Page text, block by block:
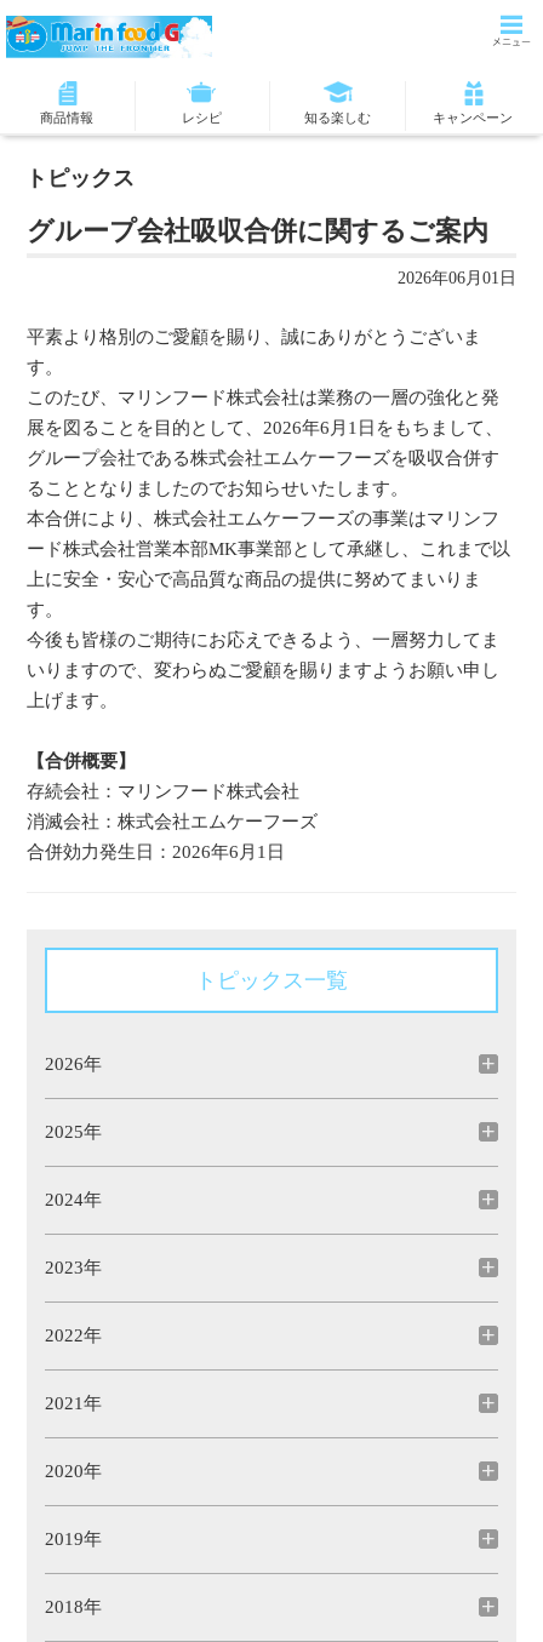
商品情報 レシピ 知る楽しむ キャンペーン
トピックス
グループ会社吸収合併に関するご案内
2026年06月01日
平素より格別のご愛顧を賜り、誠にありがとうございま
す。
このたび、マリンフード株式会社は業務の一層の強化と発
展を図ることを目的として、2026年6月1日をもちまして、
グループ会社である株式会社エムケーフーズを吸収合併す
ることとなりましたのでお知らせいたします。
本合併により、株式会社エムケーフーズの事業はマリンフ
ード株式会社営業本部MK事業部として承継し、これまで以
上に安全・安心で高品質な商品の提供に努めてまいりま
す。
今後も皆様のご期待にお応えできるよう、一層努力してま
いりますので、変わらぬご愛顧を賜りますようお願い申し
上げます。
【合併概要】
存続会社：マリンフード株式会社
消滅会社：株式会社エムケーフーズ
合併効力発生日：2026年6月1日
トピックス一覧
2026年
2025年
2024年
2023年
2022年
2021年
2020年
2019年
2018年